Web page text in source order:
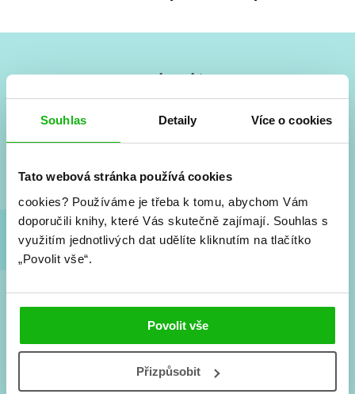
Souhlas Detaily Více o cookies
Tato webová stránka používá cookies
cookies? Používáme je třeba k tomu, abychom Vám
doporučili knihy, které Vás skutečně zajímají. Souhlas s
využitím jednotlivých dat udělíte kliknutím na tlačítko
„Povolit vše“.
Povolit vše
Přizpůsobit
Vše kolem #youngadult každý měsíc rovnou do mailu!
a seriálové adaptace a další.
Souhlasím spodmínkami zpracování osobních údajů
Tvá e-mailová adresa je u nás v bezpečí. Přečti si